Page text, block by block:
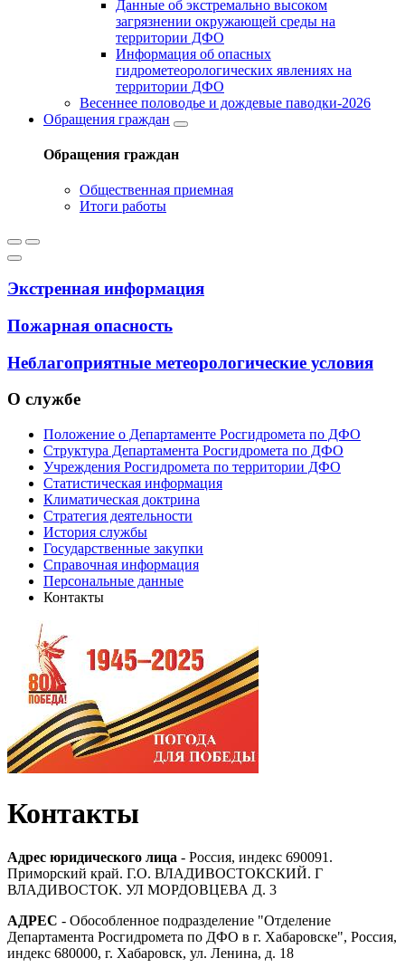
Данные об экстремально высоком
загрязнении окружающей среды на
территории ДФО
Информация об опасных
гидрометеорологических явлениях на
территории ДФО
Весеннее половодье и дождевые паводки-2026
Обращения граждан
Обращения граждан
Общественная приемная
Итоги работы
Экстренная информация
Пожарная опасность
Неблагоприятные метеорологические условия
О службе
Положение о Департаменте Росгидромета по ДФО
Структура Департамента Росгидромета по ДФО
Учреждения Росгидромета по территории ДФО
Статистическая информация
Климатическая доктрина
Стратегия деятельности
История службы
Государственные закупки
Справочная информация
Персональные данные
Контакты
Контакты
Адрес юридического лица - Россия, индекс 690091.
Приморский край. Г.О. ВЛАДИВОСТОКСКИЙ. Г
ВЛАДИВОСТОК. УЛ МОРДОВЦЕВА Д. 3
АДРЕС - Обособленное подразделение "Отделение
Департамента Росгидромета по ДФО в г. Хабаровске", Россия,
индекс 680000, г. Хабаровск, ул. Ленина, д. 18